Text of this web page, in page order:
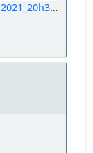
Window.jpg